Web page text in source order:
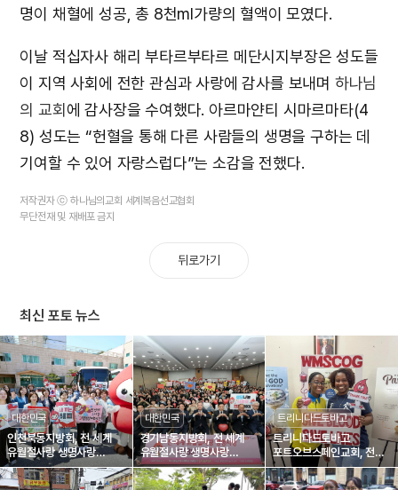
명이 채혈에 성공, 총 8천ml가량의 혈액이 모였다.
이날 적십자사 해리 부타르부타르 메단시지부장은 성도들
이 지역 사회에 전한 관심과 사랑에 감사를 보내며 하나님
의 교회에 감사장을 수여했다. 아르마얀티 시마르마타(4
8) 성도는 “헌혈을 통해 다른 사람들의 생명을 구하는 데
기여할 수 있어 자랑스럽다”는 소감을 전했다.
저작권자 ⓒ 하나님의교회 세계복음선교협회
무단전재 및 재배포 금지
뒤로가기
최신 포토 뉴스
대한민국
인천북동지방회, 전 세계
유월절사랑 생명사랑
제1895차 헌혈릴레이
대한민국
경기남동지방회, 전 세계
유월절사랑 생명사랑
제1836차 헌혈릴레이
트리니다드토바고
트리니다드토바고
포트오브스페인교회, 전
세계 유월절사랑 생명사랑
제1804차 헌혈릴레이